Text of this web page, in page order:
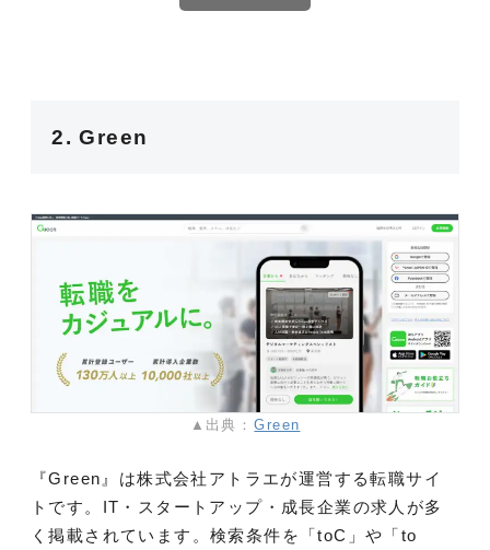
2. Green
▲出典： Green
『Green』は株式会社アトラエが運営する転職サイ
トです。IT・スタートアップ・成長企業の求人が多
く掲載されています。検索条件を「toC」や「to